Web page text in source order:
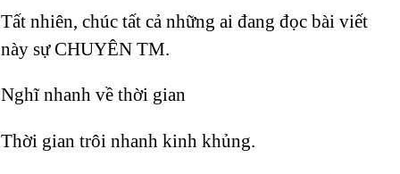
Tất nhiên, chúc tất cả những ai đang đọc bài viết
này sự CHUYÊN TM.
Nghĩ nhanh về thời gian
Thời gian trôi nhanh kinh khủng.